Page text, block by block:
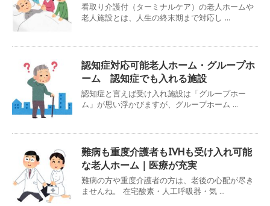
看取り介護付（ターミナルケア）の老人ホームや
老人施設とは、人生の終末期まで対応し ...
認知症対応可能老人ホーム・グループホ
ーム 認知症でも入れる施設
認知症と言えば受け入れ施設は「グループホー
ム」が思い浮かびますが、グループホーム ...
難病も重度介護者もIVHも受け入れ可能
な老人ホーム｜医療が充実
難病の方や重度介護者の方は、老後の心配が尽き
ませんね。 在宅酸素・人工呼吸器・気 ...